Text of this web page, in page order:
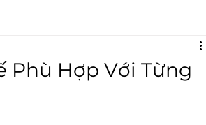
Phù Hợp Với Từng